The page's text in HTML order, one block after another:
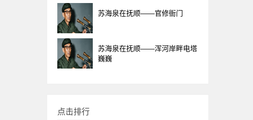
苏海泉在抚顺——官修衙门
苏海泉在抚顺——浑河岸畔电塔
巍巍
点击排行